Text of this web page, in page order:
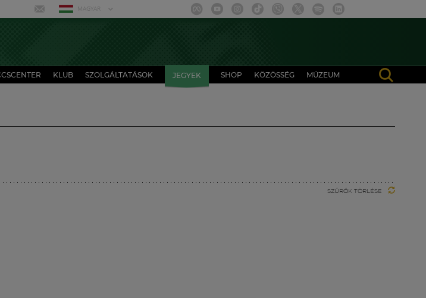
MAGYAR
KLUB SZOLGÁLTATÁSOK JEGYEK SHOP KÖZÖSSÉG MÚZEUM
SZŰRŐK TÖRLÉSE